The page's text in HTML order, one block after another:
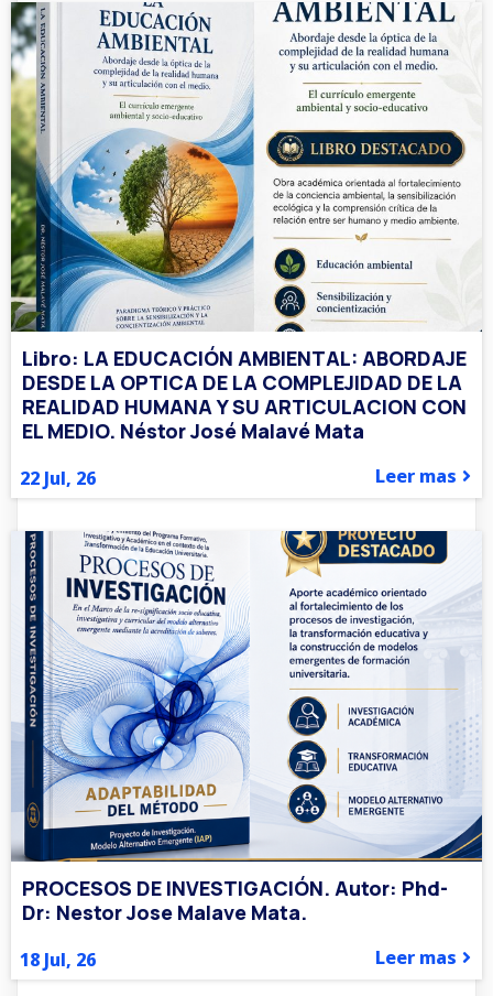
Libro: LA EDUCACIÓN AMBIENTAL: ABORDAJE
DESDE LA OPTICA DE LA COMPLEJIDAD DE LA
REALIDAD HUMANA Y SU ARTICULACION CON
EL MEDIO. Néstor José Malavé Mata
22 Jul, 26 Leer mas
PROCESOS DE INVESTIGACIÓN. Autor: Phd-
Dr: Nestor Jose Malave Mata.
18 Jul, 26 Leer mas